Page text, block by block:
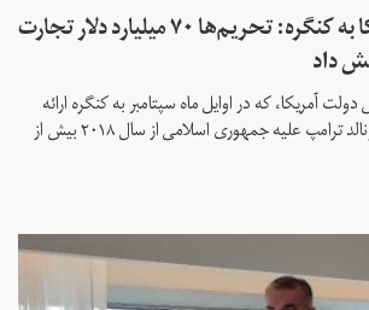
گزارش دولت آمریکا به کنگره: تحریم‌ها ۷۰ میلیارد دلار تجارت
داد
آمریکا، که در اوایل ماه سپتامبر به کنگره ارائه
شد، تحریم‌های دولت دونالد ترامپ علیه جمهوری اسلامی از سال ۲۰۱۸ بیش از